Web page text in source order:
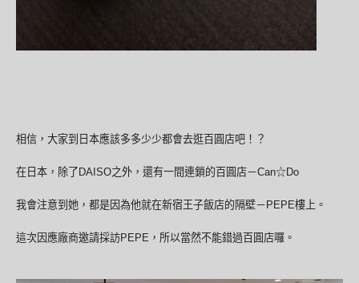
相信，大家到日本應該多多少少都會去逛百圓店吧！？
在日本，除了DAISO之外，還有一間連鎖的百圓店－Can☆Do
我會注意到她，都是因為他就在新宿王子飯店的隔壁－PEPE樓上。
這次因應廠商邀請採訪PEPE，所以當然不能錯過百圓店囉。